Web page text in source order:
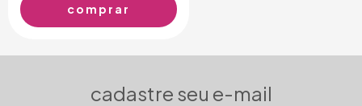
cadastre seu e-mail